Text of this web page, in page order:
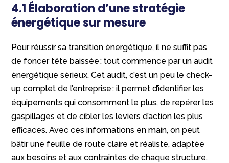
4.1 Élaboration d’une stratégie
énergétique sur mesure
Pour réussir sa transition énergétique, il ne suffit pas
de foncer tête baissée : tout commence par un audit
énergétique sérieux. Cet audit, c’est un peu le check-
up complet de l’entreprise : il permet d’identifier les
équipements qui consomment le plus, de repérer les
gaspillages et de cibler les leviers d’action les plus
efficaces. Avec ces informations en main, on peut
bâtir une feuille de route claire et réaliste, adaptée
aux besoins et aux contraintes de chaque structure.